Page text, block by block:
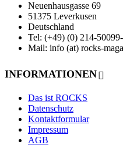
Neuenhausgasse 69
51375 Leverkusen
Deutschland
Tel: (+49) (0) 214-
Mail: info (at) rocks-
INFORMATIONEN
Das ist ROCKS
Datenschutz
Kontaktformular
Impressum
AGB